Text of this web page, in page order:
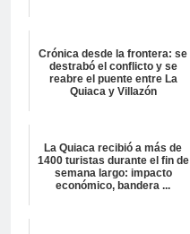
Crónica desde la frontera: se
destrabó el conflicto y se
reabre el puente entre La
Quiaca y Villazón
La Quiaca recibió a más de
1400 turistas durante el fin de
semana largo: impacto
económico, bandera ...